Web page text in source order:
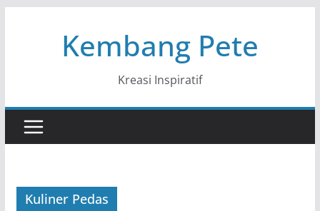
Kembang Pete
Kreasi Inspiratif
Kuliner Pedas